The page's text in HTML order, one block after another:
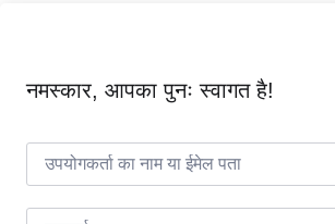
नमस्कार, आपका पुनः स्वागत है!